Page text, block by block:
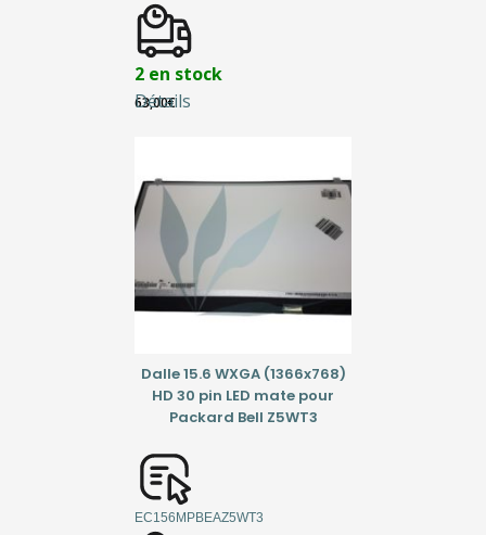
Détails
2 en stock
63,00€
Dalle 15.6 WXGA (1366x768)
HD 30 pin LED mate pour
Packard Bell Z5WT3
EC156MPBEAZ5WT3